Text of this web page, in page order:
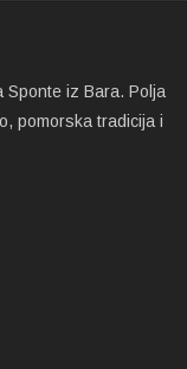
Sponte iz Bara. Polja
pomorska tradicija i